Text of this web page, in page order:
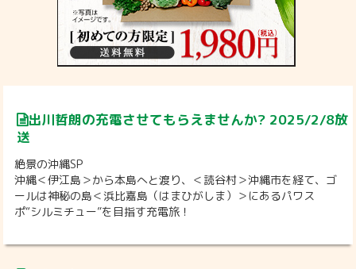
出川哲朗の充電させてもらえませんか? 2025/2/8放
送
絶景の沖縄SP
沖縄＜伊江島＞から本島へと渡り、＜読谷村＞沖縄市を経て、ゴ
ールは神秘の島＜浜比嘉島（はまひがしま）＞にあるパワス
ポ“シルミチュー”を目指す充電旅！